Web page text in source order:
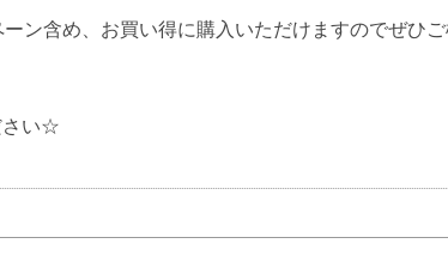
ン含め、お買い得に購入いただけますのでぜひ
さい☆